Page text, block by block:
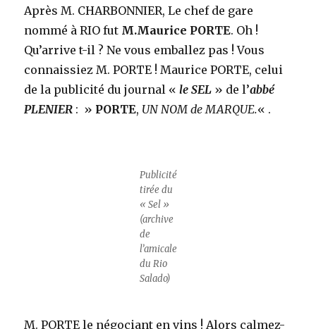
Après M. CHARBONNIER, Le chef de gare
nommé à RIO fut M.Maurice PORTE. Oh !
Qu’arrive t-il ? Ne vous emballez pas ! Vous
connaissiez M. PORTE ! Maurice PORTE, celui
de la publicité du journal «le SEL » de l’abbé
PLENIER : » PORTE, UN NOM de MARQUE.« .
Publicité
tirée du
« Sel »
(archive
de
l’amicale
du Rio
Salado)
M. PORTE le négociant en vins ! Alors calmez-